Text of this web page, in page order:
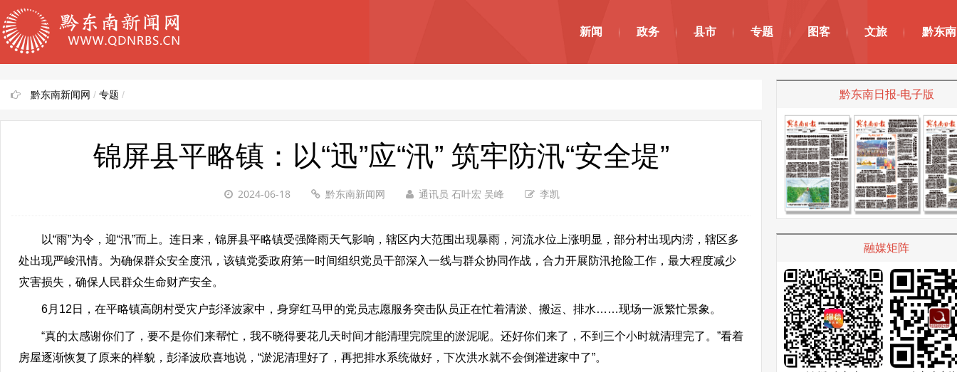
新闻 政务 县市 专题 图客 文旅 黔东
黔东南新闻网 / 专题 /
锦屏县平略镇：以“迅”应“汛” 筑牢防汛“安全堤”
2024-06-18 黔东南新闻网 通讯员 石叶宏 吴峰 李凯
以“雨”为令，迎“汛”而上。连日来，锦屏县平略镇受强降雨天气影响，辖区内大范围出现暴雨，河流水位上涨明显，部分村出现内涝，辖区多
处出现严峻汛情。为确保群众安全度汛，该镇党委政府第一时间组织党员干部深入一线与群众协同作战，合力开展防汛抢险工作，最大程度减少
灾害损失，确保人民群众生命财产安全。
6月12日，在平略镇高朗村受灾户彭泽波家中，身穿红马甲的党员志愿服务突击队员正在忙着清淤、搬运、排水……现场一派繁忙景象。
“真的太感谢你们了，要不是你们来帮忙，我不晓得要花几天时间才能清理完院里的淤泥呢。还好你们来了，不到三个小时就清理完了。”看着
房屋逐渐恢复了原来的样貌，彭泽波欣喜地说，“淤泥清理好了，再把排水系统做好，下次洪水就不会倒灌进家中了”。
黔东南日报-电子版
融媒矩阵